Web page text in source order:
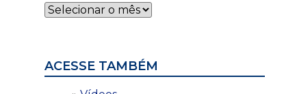
Notícias
por
ACESSE TAMBÉM